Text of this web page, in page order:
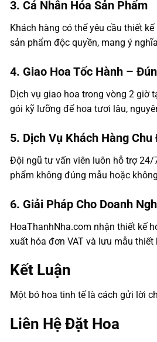
3. Cá Nhân Hóa Sản Phẩm
Khách hàng có thể yêu cầu thiết
sản phẩm độc quyền, mang ý
4. Giao Hoa Tốc Hành –
Dịch vụ giao hoa trong vòng 2 giờ
gói kỹ lưỡng để hoa tươi lâu,
5. Dịch Vụ Khách Hàng Chu
Đội ngũ tư vấn viên luôn hỗ trợ 24/
phẩm không đúng mẫu hoặc
6. Giải Pháp Cho Doanh
HoaThanhNha.com nhận thiết kế
xuất hóa đơn VAT và lưu mẫu
Kết Luận
Một bó hoa tinh tế là cách gửi lời
Liên Hệ Đặt Hoa